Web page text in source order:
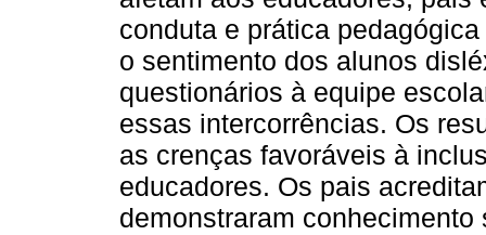
conduta e prática
o sentimento dos alunos
questionários à equipe
essas intercorrências. Os
as crenças favoráveis à
educadores. Os pais
demonstraram